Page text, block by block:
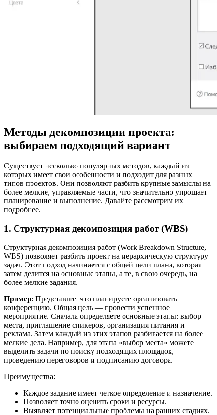
Методы декомпозиции проекта:
выбираем подходящий вариант
Существует несколько популярных методов, каждый из
которых имеет свои особенности и подходит для разных
типов проектов. Они позволяют разбить крупные замыслы на
более мелкие, управляемые части, что значительно упрощает
планирование и выполнение. Давайте рассмотрим их
подробнее.
1. Структурная декомпозиция работ (WBS)
Структурная декомпозиция работ (Work Breakdown Structure,
WBS) позволяет разбить проект на иерархическую структуру
задач. Этот подход начинается с общей цели плана, которая
затем делится на основные этапы, а те, в свою очередь, на
более мелкие задания.
Пример: Представьте, что планируете организовать
конференцию. Общая цель — провести успешное
мероприятие. Сначала определяете основные этапы: выбор
места, приглашение спикеров, организация питания и
реклама. Затем каждый из этих этапов разбивается на более
мелкие дела. Например, для этапа «выбор места» можете
выделить задачи по поиску подходящих площадок,
проведению переговоров и подписанию договора.
Преимущества:
Каждое задание имеет четкое определение и назначение.
Позволяет точно оценить сроки и ресурсы.
Выявляет потенциальные проблемы на ранних стадиях.